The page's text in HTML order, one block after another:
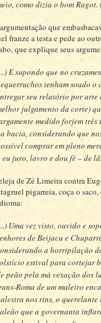
como dizia o bom Ragot.
argumentação que
franze a testa e pede ao
que explique seus
E supondo que no
tenham soado
seu relatório por arte
julgamento da corte)
medido forjem
bacia, considerando que
comprar em pleno
eu juro, lavro e dou fé – de
de Zé Limeira contra
pigarreia, coça o
Uma vez visto, ouvido e
de Beijacu e
a horripilação
estival para cortejar
peão pela má vexação dos
Roma de um maleiro
nos rins, o querelante
que a governanta